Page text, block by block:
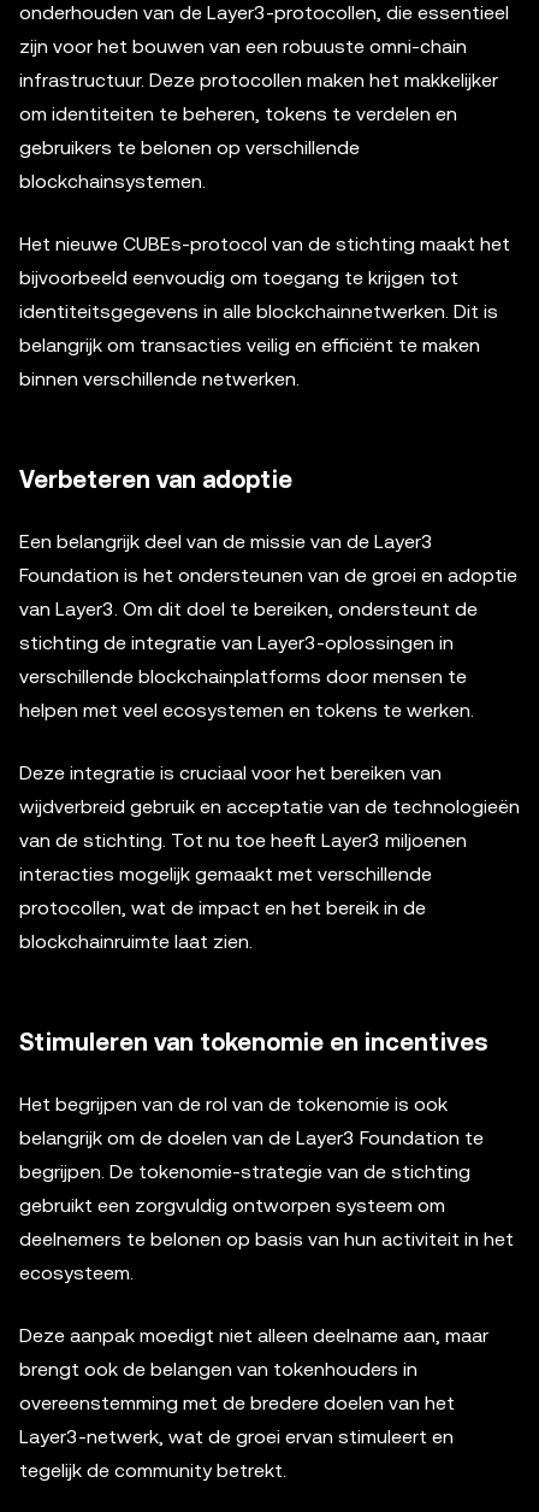
onderhouden van de Layer3-protocollen, die essentieel
zijn voor het bouwen van een robuuste omni-chain
infrastructuur. Deze protocollen maken het makkelijker
om identiteiten te beheren, tokens te verdelen en
gebruikers te belonen op verschillende
blockchainsystemen.
Het nieuwe CUBEs-protocol van de stichting maakt het
bijvoorbeeld eenvoudig om toegang te krijgen tot
identiteitsgegevens in alle blockchainnetwerken. Dit is
belangrijk om transacties veilig en efficiënt te maken
binnen verschillende netwerken.
Verbeteren van adoptie
Een belangrijk deel van de missie van de Layer3
Foundation is het ondersteunen van de groei en adoptie
van Layer3. Om dit doel te bereiken, ondersteunt de
stichting de integratie van Layer3-oplossingen in
verschillende blockchainplatforms door mensen te
helpen met veel ecosystemen en tokens te werken.
Deze integratie is cruciaal voor het bereiken van
wijdverbreid gebruik en acceptatie van de technologieën
van de stichting. Tot nu toe heeft Layer3 miljoenen
interacties mogelijk gemaakt met verschillende
protocollen, wat de impact en het bereik in de
blockchainruimte laat zien.
Stimuleren van tokenomie en incentives
Het begrijpen van de rol van de tokenomie is ook
belangrijk om de doelen van de Layer3 Foundation te
begrijpen. De tokenomie-strategie van de stichting
gebruikt een zorgvuldig ontworpen systeem om
deelnemers te belonen op basis van hun activiteit in het
ecosysteem.
Deze aanpak moedigt niet alleen deelname aan, maar
brengt ook de belangen van tokenhouders in
overeenstemming met de bredere doelen van het
Layer3-netwerk, wat de groei ervan stimuleert en
tegelijk de community betrekt.